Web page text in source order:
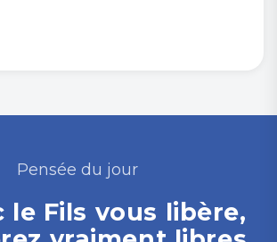
Pensée du jour
le Fils vous libère,